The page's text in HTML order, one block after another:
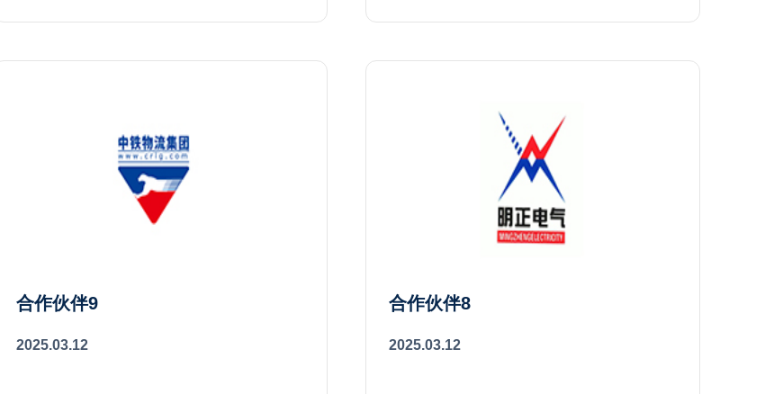
合作伙伴9
2025.03.12
合作伙伴8
2025.03.12